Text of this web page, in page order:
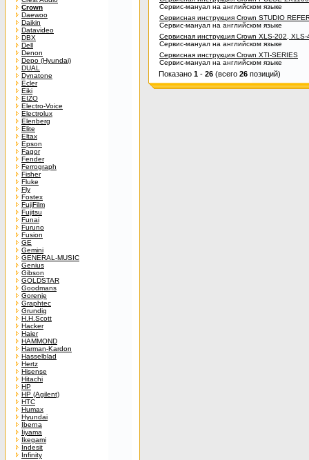
Crown
Daewoo
Daikin
Datavideo
DBX
Dell
Denon
Depo (Hyundai)
DUAL
Dynatone
Ecler
Eiki
EIZO
Electro-Voice
Electrolux
Elenberg
Elite
Eltax
Epson
Fagor
Fender
Ferrograph
Fisher
Fluke
Fly
Fostex
FujiFilm
Fujitsu
Funai
Furuno
Fusion
GE
Gemini
GENERAL-MUSIC
Genius
Gibson
GOLDSTAR
Goodmans
Gorenje
Graphtec
Grundig
H.H.Scott
Hacker
Haier
HAMMOND
Harman-Kardon
Hasselblad
Hertz
Hisense
Hitachi
HP
HP (Agilent)
HTC
Humax
Hyundai
Iberna
Iiyama
Ikegami
Indesit
Infinity
Сервис-мануал на английском языке
Сервисная инструкция Crown STUDIO
Сервис-мануал на английском языке
Сервисная инструкция Crown XLS-202,
Сервис-мануал на английском языке
Сервисная инструкция Crown XTI-SERIES
Сервис-мануал на английском языке
Показано 1 - 26 (всего 26 позиций)